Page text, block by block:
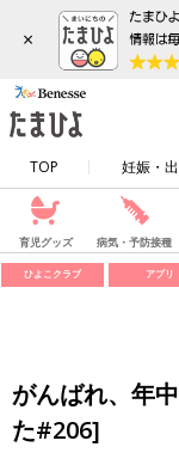
×
TOP 妊娠・
育児グッズ 病気・予防接種
ひよこクラブ アプリ
がんばれ、年
た#206]